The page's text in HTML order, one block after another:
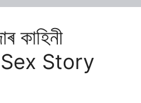
কাহিনী
Story